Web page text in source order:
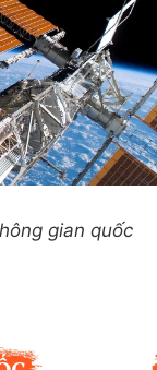
gian quốc